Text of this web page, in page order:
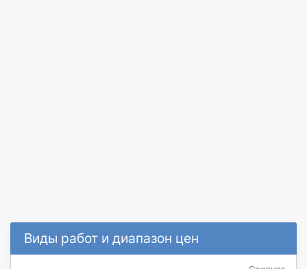
Виды работ и диапазон цен